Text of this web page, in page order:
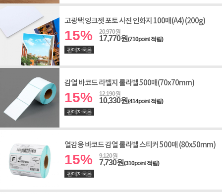
고광택 잉크젯 포토 사진 인화지 100매(A4) (200g)
15% 20,970원
17,770원(710point 적립)
판매자묶음
감열 바코드 라벨지 롤라벨 500매(70x70mm)
15% 12,190원
10,330원(414point 적립)
판매자묶음
열감응 바코드 감열 롤라벨 스티커 500매 (80x50mm)
15% 9,120원
7,730원(310point 적립)
판매자묶음